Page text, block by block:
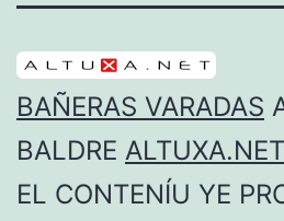
BAÑERAS VARADAS
BALDRE ALTUXA.NET
EL CONTENÍU YE